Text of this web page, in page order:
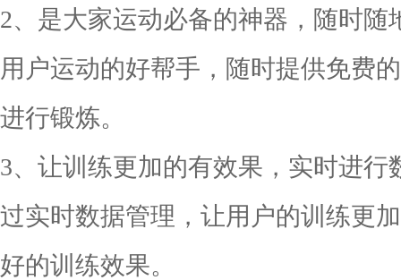
2、是大家运动必备的神器，随时
用户运动的好帮手，随时提供免费
进行锻炼。
3、让训练更加的有效果，实时进
过实时数据管理，让用户的训练更
好的训练效果。